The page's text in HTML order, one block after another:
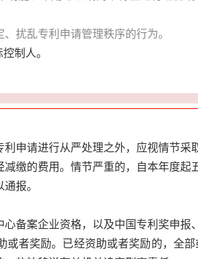
扰乱专利申请管理秩序的行为。
制人。
申请进行从严处理之外，应视情节采
缴的费用。情节严重的，自本年度起
报。
备案企业资格，以及中国专利奖申报
或者奖励。已经资助或者奖励的，全